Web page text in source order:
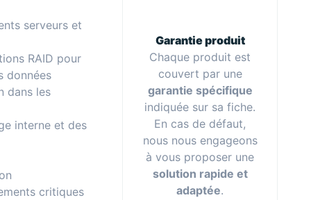
serveurs et
RAID pour
données
dans les
interne et des
critiques
Garantie produit
Chaque produit est
couvert par une
garantie spécifique
indiquée sur sa fiche.
En cas de défaut,
nous nous engageons
à vous proposer une
solution rapide et
adaptée.